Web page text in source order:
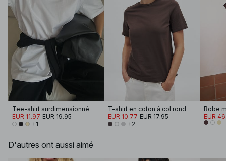
Tee-shirt surdimensionné
EUR 11.97 EUR 19.95
+1
T-shirt en coton à col rond
EUR 10.77 EUR 17.95
+2
EUR
D'autres ont aussi aimé